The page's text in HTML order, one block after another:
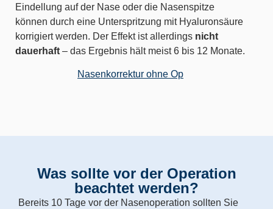
Eindellung auf der Nase oder die Nasenspitze
können durch eine Unterspritzung mit Hyaluronsäure
korrigiert werden. Der Effekt ist allerdings nicht
dauerhaft – das Ergebnis hält meist 6 bis 12 Monate.
Nasenkorrektur ohne Op
Was sollte vor der Operation
beachtet werden?
Bereits 10 Tage vor der Nasenoperation sollten Sie